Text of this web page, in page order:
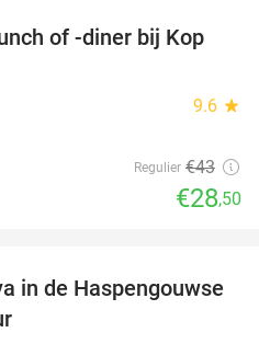
34%
of -diner bij Kop
9.6 star
Regulier €43
€28,50
37%
in de Haspengouwse